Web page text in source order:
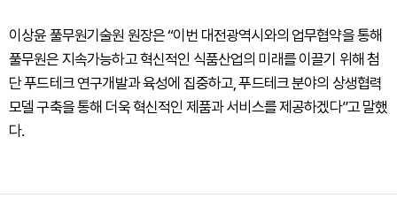
이상윤 풀무원기술원 원장은 “이번 대전광역시와의 업무협약을 통해
풀무원은 지속가능하고 혁신적인 식품산업의 미래를 이끌기 위해 첨
단 푸드테크 연구개발과 육성에 집중하고, 푸드테크 분야의 상생협력
모델 구축을 통해 더욱 혁신적인 제품과 서비스를 제공하겠다”고 말했
다.